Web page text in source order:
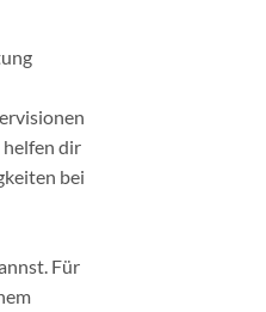
helfen dir
bei
Für